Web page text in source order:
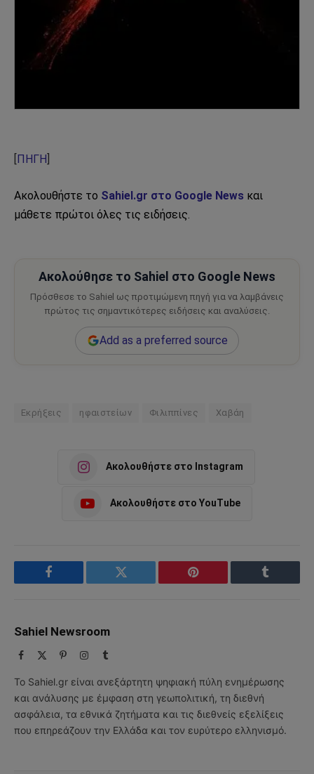
ΠΗΓΗ
Ακολουθήστε το Sahiel.gr στο Google News και
μάθετε πρώτοι όλες τις ειδήσεις.
Ακολούθησε το Sahiel στο Google News
Πρόσθεσε το Sahiel ως προτιμώμενη πηγή για να λαμβάνεις
πρώτος τις σημαντικότερες ειδήσεις και αναλύσεις.
Add as a preferred source
Εκρήξεις ηφαιστείων Φιλιππίνες Χαβάη
Ακολουθήστε στο Instagram
Ακολουθήστε στο YouTube
Facebook Twitter Pinterest Tumblr
Sahiel Newsroom
Facebook PinterestInstagram
Tumblr
Το Sahiel.gr είναι ανεξάρτητη ψηφιακή πύλη ενημέρωσης
και ανάλυσης με έμφαση στη γεωπολιτική, τη διεθνή
ασφάλεια, τα εθνικά ζητήματα και τις διεθνείς εξελίξεις
που επηρεάζουν την Ελλάδα και τον ευρύτερο ελληνισμό.